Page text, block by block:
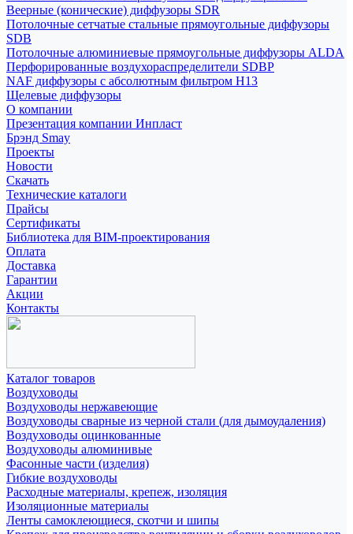
Веерные (конические) диффузоры SDR
Потолочные сетчатые стальные прямоугольные диффузоры
SDB
Потолочные алюминиевые прямоугольные диффузоры ALDA
Перфорированные воздухораспределители SDBP
NAF диффузоры с абсолютным фильтром Н13
Щелевые диффузоры
О компании
Презентация компании Инпласт
Брэнд Smay
Проекты
Новости
Скачать
Технические каталоги
Прайсы
Сертификаты
Библиотека для BIM-проектирования
Оплата
Доставка
Гарантии
Акции
Контакты
Каталог товаров
Воздуховоды
Воздуховоды нержавеющие
Воздуховоды сварные из черной стали (для дымоудаления)
Воздуховоды оцинкованные
Воздуховоды алюминивые
Фасонные части (изделия)
Гибкие воздуховоды
Расходные материалы, крепеж, изоляция
Изоляционные материалы
Ленты самоклеющиеся, скотчи и шипы